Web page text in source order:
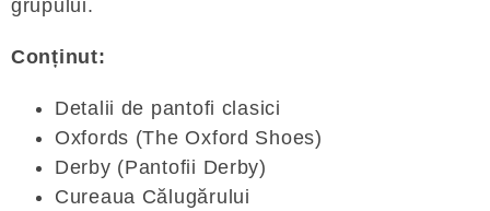
grupului.
Conținut:
Detalii de pantofi clasici
Oxfords (The Oxford Shoes)
Derby (Pantofii Derby)
Cureaua Călugărului